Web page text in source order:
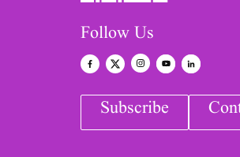
Follow Us
Subscribe